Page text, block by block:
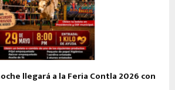
llegará a la Feria Contla 2026 con